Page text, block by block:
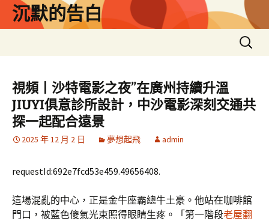
沉默的告白
搜
尋
視頻丨沙特電影之夜”在廣州持續升溫
JIUYI俱意診所設計，中沙電影深刻交通共
探一起配合遠景
2025 年 12 月 2 日 夢想起飛 admin
requestId:692e7fcd53e459.49656408.
這場混亂的中心，正是金牛座霸總牛土豪。他站在咖啡館
門口，被藍色傻氣光束照得眼睛生疼。「第一階段老屋翻